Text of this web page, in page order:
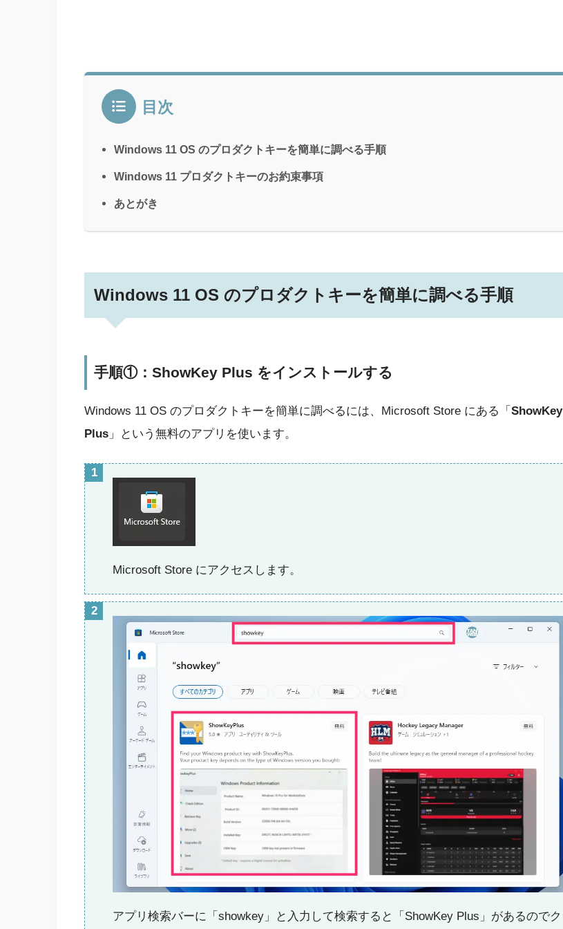
目次
Windows 11 OS のプロダクトキーを簡単に調べる手順
Windows 11 プロダクトキーのお約束事項
あとがき
Windows 11 OS のプロダクトキーを簡単に調べる手順
手順①：ShowKey Plus をインストールする
Windows 11 OS のプロダクトキーを簡単に調べるには、Microsoft Store にある「 ShowKey
Plus 」という無料のアプリを使います。
Microsoft Store にアクセスします。
アプリ検索バーに「showkey」と入力して検索すると「ShowKey Plus」があるのでク